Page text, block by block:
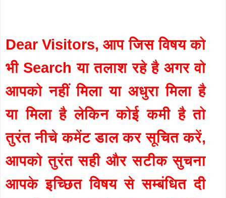
Dear Visitors, आप जिस विषय को
भी Search या तलाश रहे है अगर वो
आपको नहीं मिला या अधुरा मिला है
या मिला है लेकिन कोई कमी है तो
तुरंत नीचे कमेंट डाल कर सूचित करें,
आपको तुरंत सही और सटीक सुचना
आपके इच्छित विषय से सम्बंधित दी